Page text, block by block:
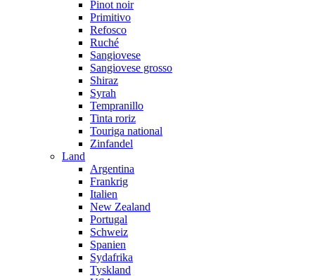
Pinot noir
Primitivo
Refosco
Ruché
Sangiovese
Sangiovese grosso
Shiraz
Syrah
Tempranillo
Tinta roriz
Touriga national
Zinfandel
Land
Argentina
Frankrig
Italien
New Zealand
Portugal
Schweiz
Spanien
Sydafrika
Tyskland